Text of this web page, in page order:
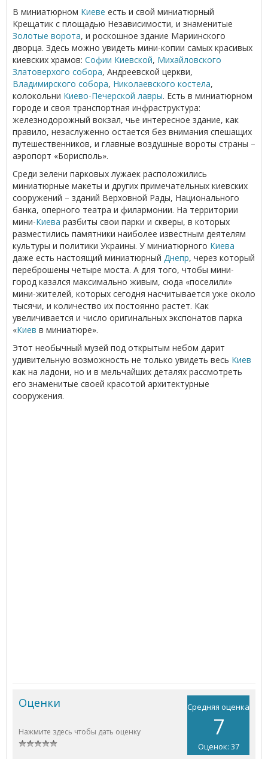
В миниатюрном Киеве есть и свой миниатюрный
Крещатик с площадью Независимости, и знаменитые
Золотые ворота, и роскошное здание Мариинского
дворца. Здесь можно увидеть мини-копии самых красивых
киевских храмов: Софии Киевской, Михайловского
Златоверхого собора, Андреевской церкви,
Владимирского собора, Николаевского костела,
колокольни Киево-Печерской лавры. Есть в миниатюрном
городе и своя транспортная инфраструктура:
железнодорожный вокзал, чье интересное здание, как
правило, незаслуженно остается без внимания спешащих
путешественников, и главные воздушные вороты страны –
аэропорт «Борисполь».
Среди зелени парковых лужаек расположились
миниатюрные макеты и других примечательных киевских
сооружений – зданий Верховной Рады, Национального
банка, оперного театра и филармонии. На территории
мини-Киева разбиты свои парки и скверы, в которых
разместились памятники наиболее известным деятелям
культуры и политики Украины. У миниатюрного Киева
даже есть настоящий миниатюрный Днепр, через который
переброшены четыре моста. А для того, чтобы мини-
город казался максимально живым, сюда «поселили»
мини-жителей, которых сегодня насчитывается уже около
тысячи, и количество их постоянно растет. Как
увеличивается и число оригинальных экспонатов парка
«Киев в миниатюре».
Этот необычный музей под открытым небом дарит
удивительную возможность не только увидеть весь Киев
как на ладони, но и в мельчайших деталях рассмотреть
его знаменитые своей красотой архитектурные
сооружения.
Средняя оценка
7
Оценок: 37
Оценки
Нажмите здесь чтобы дать оценку